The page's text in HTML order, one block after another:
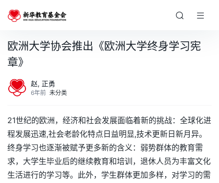
欧洲大学协会推出《欧洲大学终身学习宪
章》
赵, 正勇
6年前 未分类
21世纪的欧洲，经济和社会发展面临着新的挑战：全球化进
程发展迅速,社会老龄化特点日益明显,技术更新日新月异。
终身学习也逐渐被赋予更多新的含义：弱势群体的教育需
求，大学生毕业后的继续教育和培训，退休人员为丰富文化
生活进行的学习等。此外，学生群体更加多样，对学习的需